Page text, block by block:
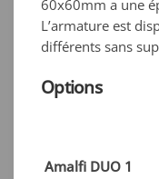
60x60mm a une
L’armature est
différents sans
Options
Amalfi DUO 1